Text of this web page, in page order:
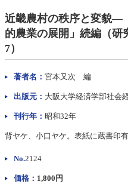
こ
か
ら
本
文】
近畿農村の秩序と変貌―
的農業の展開」続編（研
7）
著者名： 宮本又次 編
出版元： 大阪大学経済学部社会
刊行年： 昭和32年
背ヤケ、小口ヤケ。表紙に蔵書印有
No.2124
価格： 1,800円